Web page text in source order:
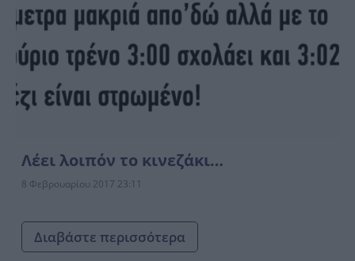
Λέει λοιπόν το κινεζάκι…
8 Φεβρουαρίου 2017 23:11
Διαβάστε περισσότερα